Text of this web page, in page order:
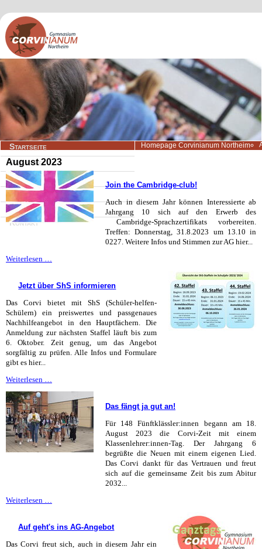
Navigation
überspringen
Startseite
Aktuelles
Wir über uns
Lernangebote
Beratung/Service
Kontakt
Homepage Corvinianum Northeim
August 2023
Join the Cambridge-club!
Auch in diesem Jahr können Interessierte ab
Jahrgang 10 sich auf den Erwerb des
Cambridge-Sprachzertifikats vorbereiten.
Treffen: Donnerstag, 31.8.2023 um 13.10 in
0227. Weitere Infos und Stimmen zur AG hier...
Weiterlesen …
club!
Jetzt über ShS informieren
Das Corvi bietet mit ShS (Schüler-helfen-
Schülern) ein preiswertes und passgenaues
Nachhilfeangebot in den Hauptfächern. Die
Anmeldung zur nächsten Staffel läuft bis zum
6. Oktober. Zeit genug, um das Angebot
sorgfältig zu prüfen. Alle Infos und Formulare
gibt es hier...
Weiterlesen …
informieren
Das fängt ja gut an!
Für 148 Fünftklässler:innen begann am 18.
August 2023 die Corvi-Zeit mit einem
Klassenlehrer:innen-Tag. Der Jahrgang 6
begrüßte die Neuen mit einem eigenen Lied.
Das Corvi dankt für das Vertrauen und freut
sich auf die gemeinsame Zeit bis zum Abitur
2032...
Weiterlesen …
gut
Auf geht's ins AG-Angebot
Das Corvi freut sich, auch in diesem Jahr ein